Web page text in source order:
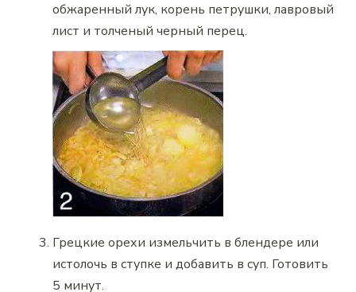
обжаренный лук, корень петрушки, лавровый
лист и толченый черный перец.
Грецкие орехи измельчить в блендере или
истолочь в ступке и добавить в суп. Готовить
5 минут.